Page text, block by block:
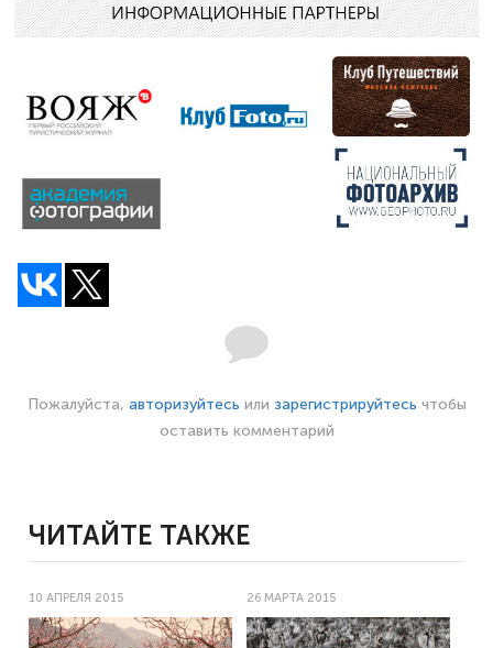
Пожалуйста, авторизуйтесь или зарегистрируйтесь чтобы
оставить комментарий
ЧИТАЙТЕ ТАКЖЕ
10 АПРЕЛЯ 2015 26 МАРТА 2015